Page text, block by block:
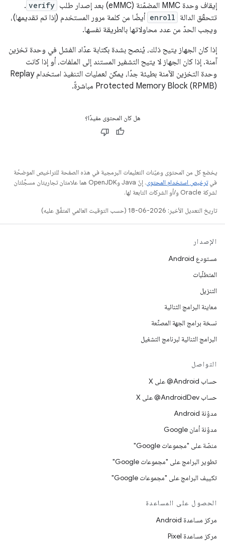
إيقاف وحدة MMC المضمّنة (eMMC) بعد إصدار طلب
verify
.
تتحقّق الدالة enroll أيضًا من كلمة مرور المستخدم (إذا تم تقديمها)،
ويجب الحدّ من عدد محاولاتها بالطريقة نفسها.
إذا كان الجهاز يتيح ذلك، يُنصح بشدة بكتابة عدّاد الفشل في وحدة تخزين
آمنة. إذا كان الجهاز لا يتيح التشفير المستند إلى الملفات، أو إذا كانت
وحدة التخزين الآمنة بطيئة جدًا، يمكن لعمليات التنفيذ استخدام Replay
Protected Memory Block (RPMB) مباشرةً.
هل كان المحتوى مفيدًا؟
يخضع كل من المحتوى وعيّنات التعليمات البرمجية في هذه الصفحة للتراخيص الموضحّة
فيترخيص استخدام المحتوى
. إنّ Java وOpenJDK هما علامتان تجاريتان مسجَّلتان
لشركة Oracle و/أو الشركات التابعة لها.
تاريخ التعديل الأخير: 2026-06-18 (حسب التوقيت العالمي المتفَّق عليه)
الإصدار
مستودع Android
المتطلّبات
التنزيل
معاينة البرامج الثنائية
نسخة برامج الجهة المصنِّعة
البرامج الثنائية لبرنامج التشغيل
التواصل
حساب ‎@Android على X
حساب ‎@AndroidDev على X
مدوّنة Android
مدوّنة أمان Google
منصّة على "مجموعات Google"
تطوير البرامج على "مجموعات Google"
تكييف البرامج على "مجموعات Google"
الحصول على المساعدة
مركز مساعدة Android
مركز مساعدة Pixel